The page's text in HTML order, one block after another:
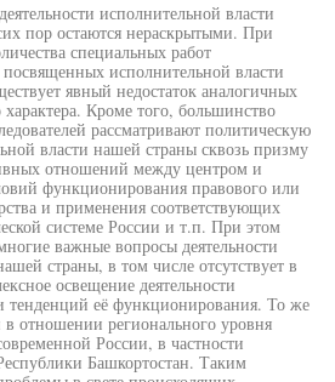
исполнительной власти
пор остаются нераскрытыми. При
специальных работ
посвященных исполнительной власти
явный недостаток аналогичных
характера. Кроме того, большинство
рассматривают политическую
власти нашей страны сквозь призму
отношений между центром и
функционирования правового или
и применения соответствующих
системе России и т.п. При этом
важные вопросы деятельности
страны, в том числе отсутствует в
освещение деятельности
тенденций её функционирования. То же
в отношении регионального уровня
России, в частности
Башкортостан. Таким